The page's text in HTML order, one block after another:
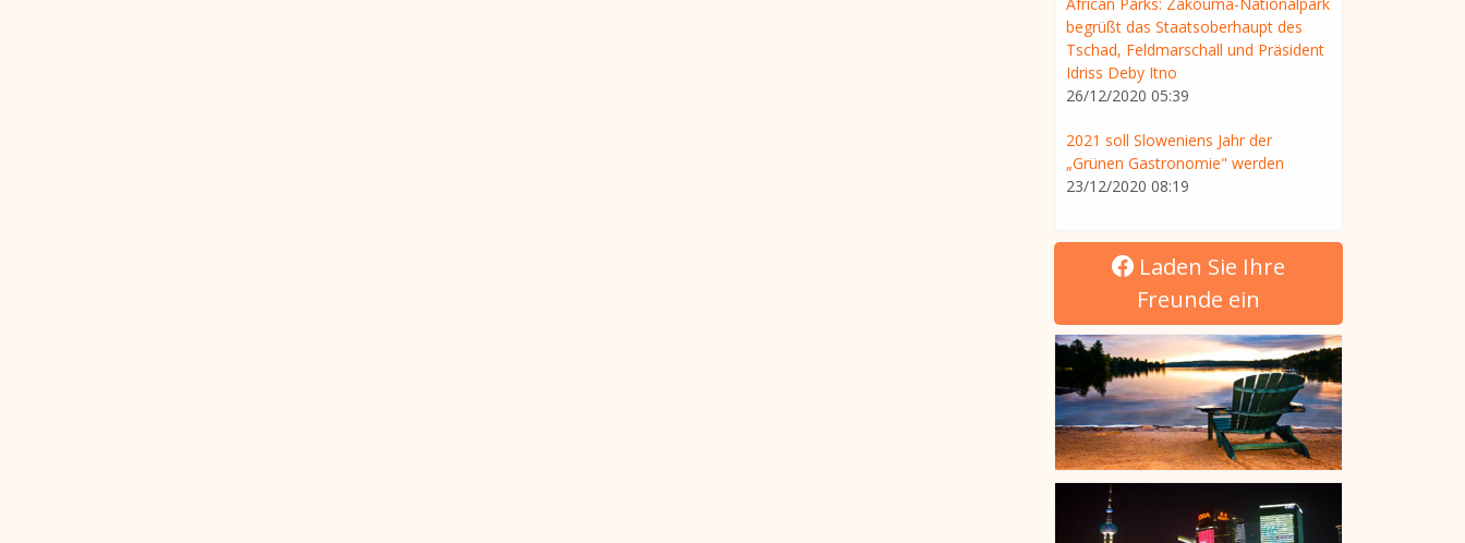
begrüßt das Staatsoberhaupt des
Tschad, Feldmarschall und Präsident
Idriss Deby Itno
26/12/2020 05:39
2021 soll Sloweniens Jahr der
„Grünen Gastronomie" werden
23/12/2020 08:19
Laden Sie Ihre
Freunde ein